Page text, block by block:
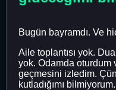
Bugün bayramdı. Ve
Aile toplantısı yok.
yok. Odamda oturdum
geçmesini izledim.
kutladığımı bilmiyorum.